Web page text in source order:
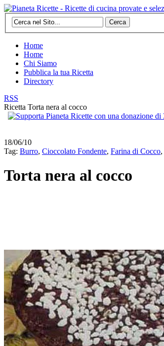
Cerca
Home
Home
Chi Siamo
Pubblica la tua Ricetta
Directory
RSS
Ricetta Torta nera al cocco
18/06/10
Tag: Burro, Cioccolato Fondente, Farina di Cocco,
Torta nera al cocco